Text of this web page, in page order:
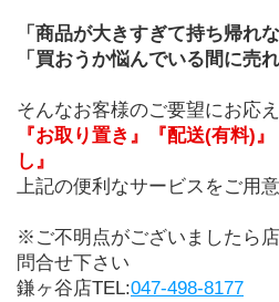
「商品が大きすぎて持ち帰れな
「買おうか悩んでいる間に売
そんなお客様のご要望にお応
『お取り置き』『配送(有料)
し』
上記の便利なサービスをご用
※ご不明点がございましたら
問合せ下さい
鎌ヶ谷店TEL:047-498-8177